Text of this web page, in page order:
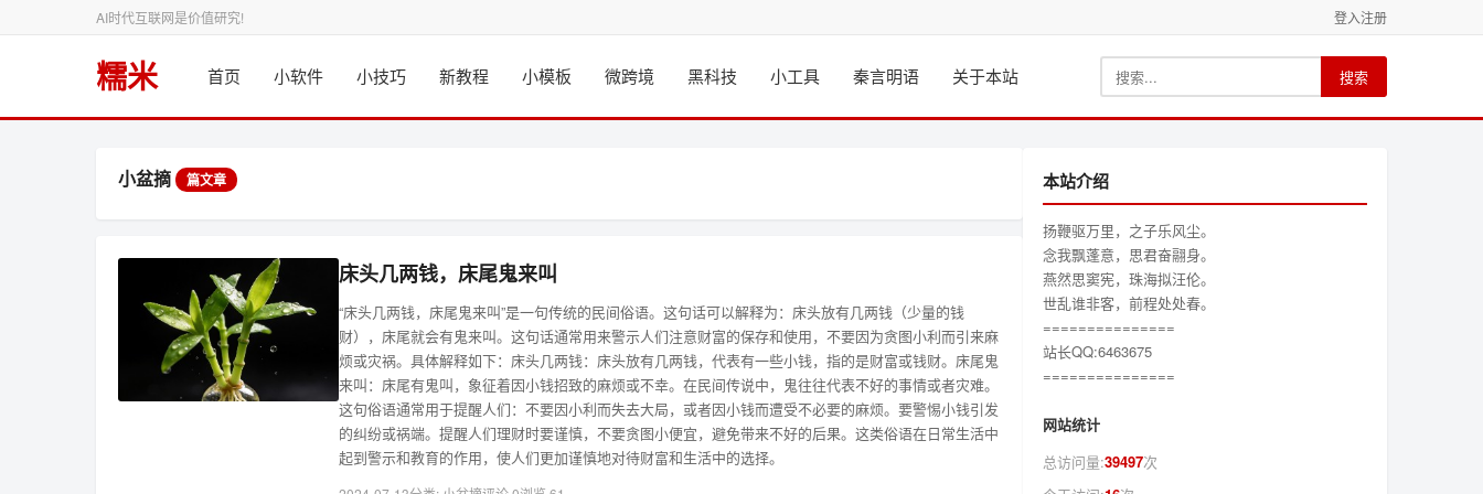
AI时代互联网是价值研究! 登入注册
糯米 首页 小软件 小技巧 新教程 小模板 微跨境 黑科技 小工具 秦言明语 关于本站 搜索
小盆摘 篇文章
床头几两钱，床尾鬼来叫
“床头几两钱，床尾鬼来叫”是一句传统的民间俗语。这句话可以解释为：床头放有几两钱（少量的钱
财），床尾就会有鬼来叫。这句话通常用来警示人们注意财富的保存和使用，不要因为贪图小利而引来麻
烦或灾祸。具体解释如下：床头几两钱：床头放有几两钱，代表有一些小钱，指的是财富或钱财。床尾鬼
来叫：床尾有鬼叫，象征着因小钱招致的麻烦或不幸。在民间传说中，鬼往往代表不好的事情或者灾难。
这句俗语通常用于提醒人们：不要因小利而失去大局，或者因小钱而遭受不必要的麻烦。要警惕小钱引发
的纠纷或祸端。提醒人们理财时要谨慎，不要贪图小便宜，避免带来不好的后果。这类俗语在日常生活中
起到警示和教育的作用，使人们更加谨慎地对待财富和生活中的选择。
本站介绍
扬鞭驱万里，之子乐风尘。
念我飘蓬意，思君奋翮身。
燕然思窦宪，珠海拟汪伦。
世乱谁非客，前程处处春。
===============
站长QQ:6463675
===============
网站统计
总访问量:39497次